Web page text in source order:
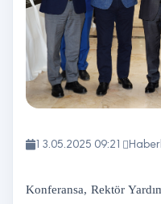
13.05.2025 09:21
Konferansa, Rektör